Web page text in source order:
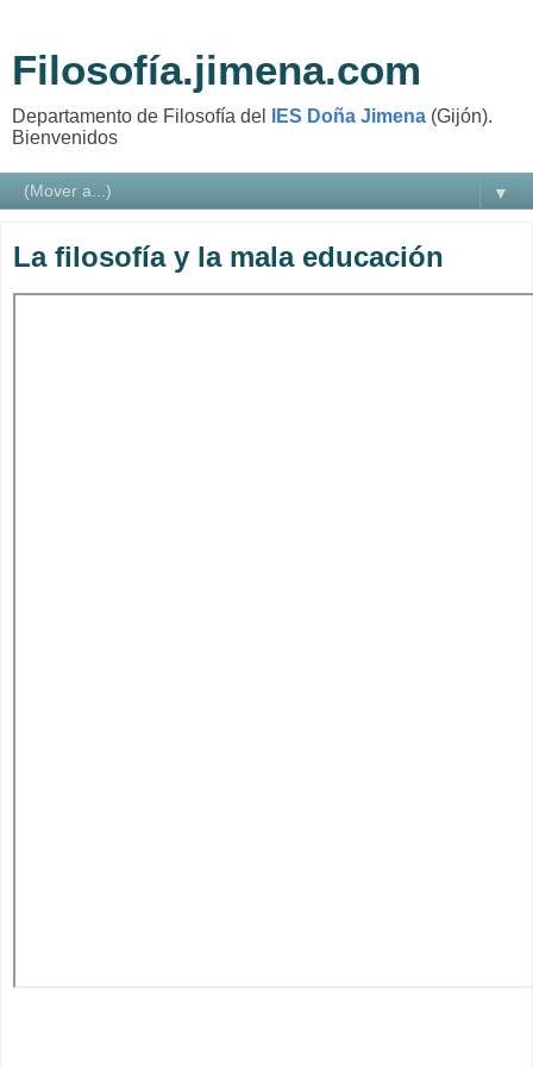
Filosofía.jimena.com
Departamento de Filosofía del IES Doña Jimena (Gijón).
Bienvenidos
▼
La filosofía y la mala educación